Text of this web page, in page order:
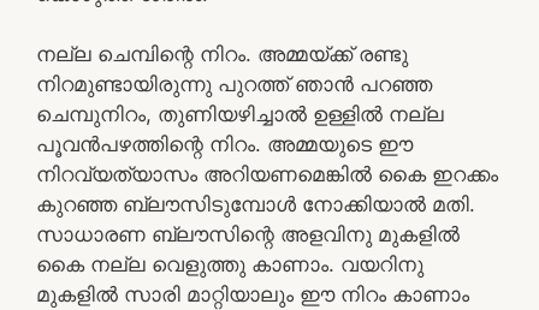
നല്ല ചെമ്പിന്റെ നിറം. അമ്മയ്ക്ക് രണ്ടു
നിറമുണ്ടായിരുന്നു പുറത്ത് ഞാൻ പറഞ്ഞ
ചെമ്പുനിറം, തുണിയഴിച്ചാൽ ഉള്ളിൽ നല്ല
പൂവൻപഴത്തിന്റെ നിറം. അമ്മയുടെ ഈ
നിറവ്യത്യാസം അറിയണമെങ്കിൽ കൈ ഇറക്കം
കുറഞ്ഞ ബ്ലൗസിടുമ്പോൾ നോക്കിയാൽ മതി.
സാധാരണ ബ്ലൗസിന്റെ അളവിനു മുകളിൽ
കൈ നല്ല വെളുത്തു കാണാം. വയറിനു
മുകളിൽ സാരി മാറ്റിയാലും ഈ നിറം കാണാം